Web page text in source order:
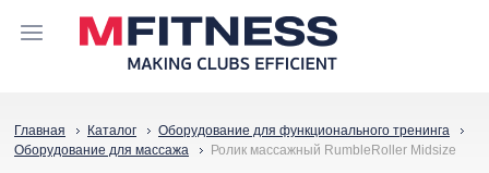
Главная Каталог
Оборудование для функционального тренинга
Оборудование для массажа
Ролик массажный RumbleRoller Midsize